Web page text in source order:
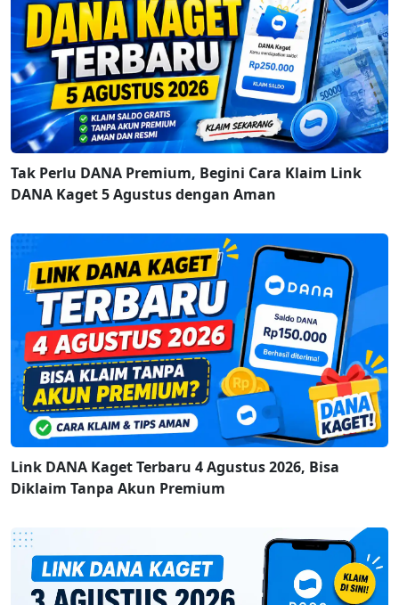
Tak Perlu DANA Premium, Begini Cara Klaim Link
DANA Kaget 5 Agustus dengan Aman
Link DANA Kaget Terbaru 4 Agustus 2026, Bisa
Diklaim Tanpa Akun Premium